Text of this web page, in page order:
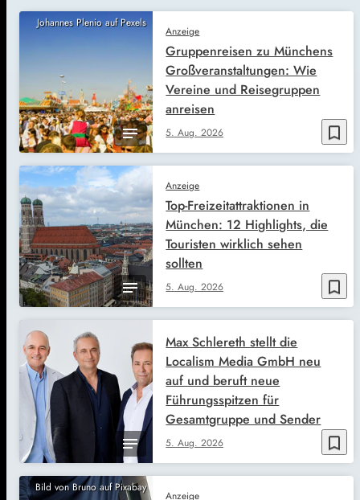
Johannes Plenio auf Pexels
bookmark_border
Anzeige
5. Aug. 2026
Gruppenreisen zu Münchens
Großveranstaltungen: Wie
Vereine und Reisegruppen
anreisen
bookmark_border
Anzeige
5. Aug. 2026
Top-Freizeitattraktionen in
München: 12 Highlights, die
Touristen wirklich sehen
sollten
bookmark_border
5. Aug. 2026
Max Schlereth stellt die
Localism Media GmbH neu
auf und beruft neue
Führungsspitzen für
Gesamtgruppe und Sender
Bild von Bruno auf Pixabay
Anzeige